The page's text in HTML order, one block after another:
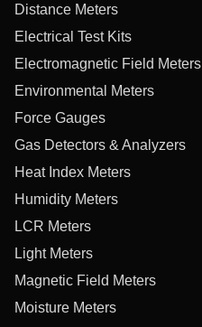
Distance Meters
Electrical Test Kits
Electromagnetic Field Meters
Environmental Meters
Force Gauges
Gas Detectors & Analyzers
Heat Index Meters
Humidity Meters
LCR Meters
Light Meters
Magnetic Field Meters
Moisture Meters